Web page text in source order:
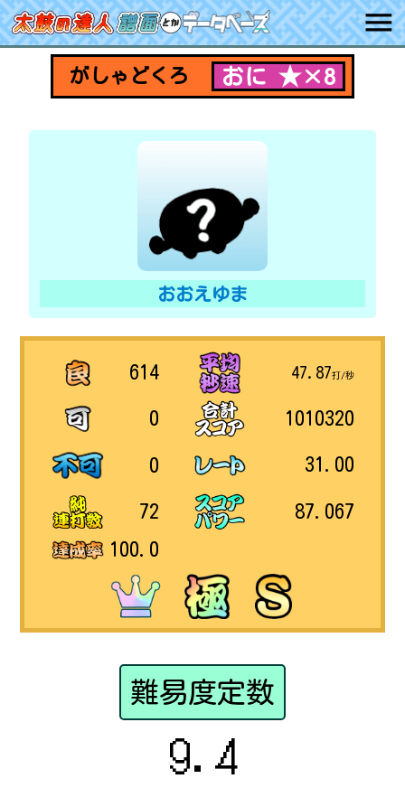
がしゃどくろ おに ★×8
おおえゆま
614
0
0
72
100.0
47.87打/秒
1010320
31.00
87.067
難易度定数
9.4